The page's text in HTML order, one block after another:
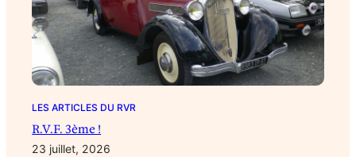
LES ARTICLES DU RVR
R.V.F. 3ème !
23 juillet, 2026